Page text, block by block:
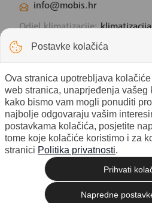
info@mobis.hr
Odjel klimatizacije:
Odjel solarnih panela:
© 2026 Mobis electronic d.o.o. -
Sva prava pridržana. |
Postavke kolačića
Ova stranica upotrebljava
web stranica, unaprjeđenja vašeg
kako bismo vam mogli ponuditi
najbolje odgovaraju vašim
postavkama kolačića, posjetite
tome koje kolačiće koristimo i za
stranici Politika privatnosti.
Napredne
Prihvati